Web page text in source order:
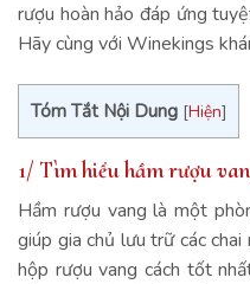
rượu hoàn hảo đáp ứng
Hãy cùng với Winekings
Tóm Tắt Nội Dung [Hiện]
1/ Tìm hiểu hầm rượu
Hầm rượu vang là một
giúp gia chủ lưu trữ các
hộp rượu vang cách tốt